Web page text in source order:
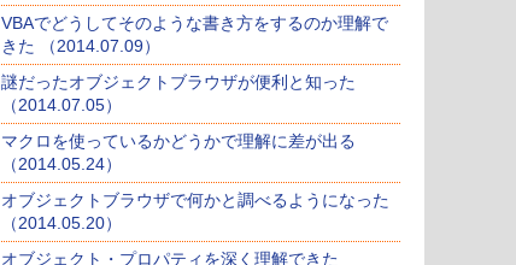
VBAでどうしてそのような書き方をするのか理解で
きた （2014.07.09）
謎だったオブジェクトブラウザが便利と知った
（2014.07.05）
マクロを使っているかどうかで理解に差が出る
（2014.05.24）
オブジェクトブラウザで何かと調べるようになった
（2014.05.20）
オブジェクト・プロパティを深く理解できた